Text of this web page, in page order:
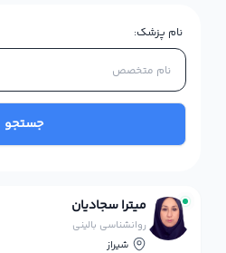
نام پزشک:
جستجو
میترا سجادیان
روانشناسی بالینی
شیراز